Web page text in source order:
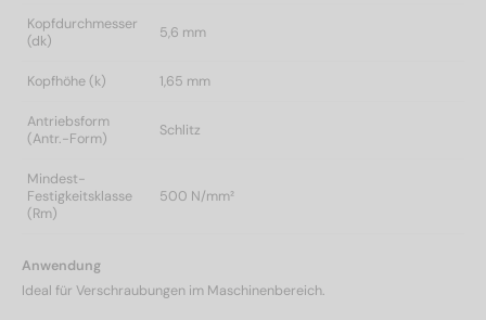
Kopfdurchmesser
(dk)
5,6 mm
Kopfhöhe (k) 1,65 mm
Antriebsform
(Antr.-Form)
Schlitz
Mindest-
Festigkeitsklasse
(Rm)
500 N/mm²
Anwendung
Ideal für Verschraubungen im Maschinenbereich.